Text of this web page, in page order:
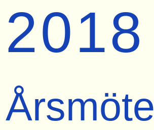
2018
Årsmöte